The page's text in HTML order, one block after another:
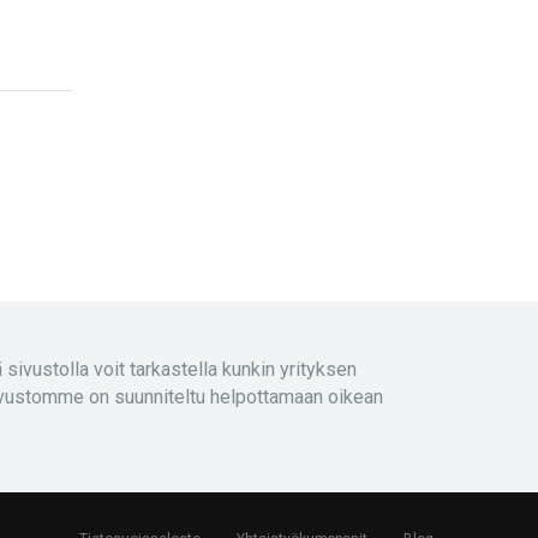
sivustolla voit tarkastella kunkin yrityksen
on suunniteltu helpottamaan oikean